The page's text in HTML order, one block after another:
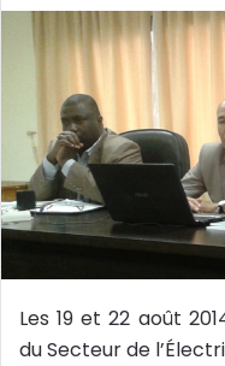
v
e
r
u
n
c
r
r
Les 19 et 22 août
du Secteur de